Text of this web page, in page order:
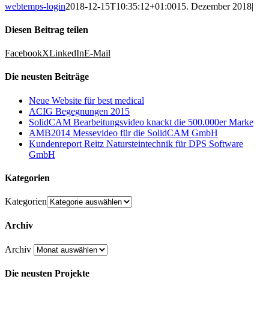
webtemps-login2018-12-15T10:35:12+01:0015. Dezember 2018|
Diesen Beitrag teilen
FacebookXLinkedInE-Mail
Die neusten Beiträge
Neue Website für best medical
ACIG Begegnungen 2015
SolidCAM Bearbeitungsvideo knackt die 500.000er Marke
AMB2014 Messevideo für die SolidCAM GmbH
Kundenreport Reitz Natursteintechnik für DPS Software
GmbH
Kategorien
Kategorien
Archiv
Archiv
Die neusten Projekte